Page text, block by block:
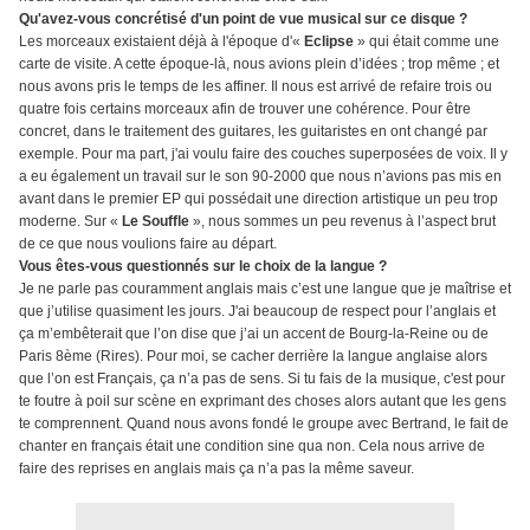
Qu'avez-vous concrétisé d'un point de vue musical sur ce disque ?
Les morceaux existaient déjà à l'époque d'« Eclipse » qui était comme une
carte de visite. A cette époque-là, nous avions plein d’idées ; trop même ; et
nous avons pris le temps de les affiner. Il nous est arrivé de refaire trois ou
quatre fois certains morceaux afin de trouver une cohérence. Pour être
concret, dans le traitement des guitares, les guitaristes en ont changé par
exemple. Pour ma part, j'ai voulu faire des couches superposées de voix. Il y
a eu également un travail sur le son 90-2000 que nous n’avions pas mis en
avant dans le premier EP qui possédait une direction artistique un peu trop
moderne. Sur « Le Souffle », nous sommes un peu revenus à l’aspect brut
de ce que nous voulions faire au départ.
Vous êtes-vous questionnés sur le choix de la langue ?
Je ne parle pas couramment anglais mais c’est une langue que je maîtrise et
que j’utilise quasiment les jours. J'ai beaucoup de respect pour l’anglais et
ça m’embêterait que l’on dise que j’ai un accent de Bourg-la-Reine ou de
Paris 8ème (Rires). Pour moi, se cacher derrière la langue anglaise alors
que l’on est Français, ça n’a pas de sens. Si tu fais de la musique, c'est pour
te foutre à poil sur scène en exprimant des choses alors autant que les gens
te comprennent. Quand nous avons fondé le groupe avec Bertrand, le fait de
chanter en français était une condition sine qua non. Cela nous arrive de
faire des reprises en anglais mais ça n’a pas la même saveur.